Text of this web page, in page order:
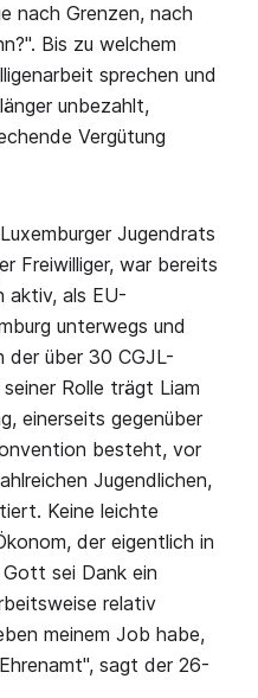
nach Grenzen, nach
Bis zu welchem
sprechen und
unbezahlt,
Vergütung
Jugendrats
Freiwilliger, war bereits
aktiv, als EU-
unterwegs und
über 30 CGJL-
Rolle trägt Liam
einerseits gegenüber
besteht, vor
Jugendlichen,
Keine leichte
der eigentlich in
sei Dank ein
relativ
meinem Job habe,
sagt der 26-